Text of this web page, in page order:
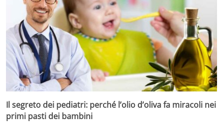
Il segreto dei pediatri: perché l’olio d’oliva fa miracoli nei
primi pasti dei bambini